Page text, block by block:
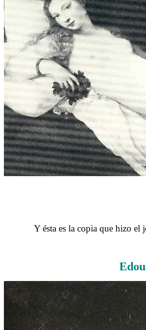
Y ésta es la copia que hizo el